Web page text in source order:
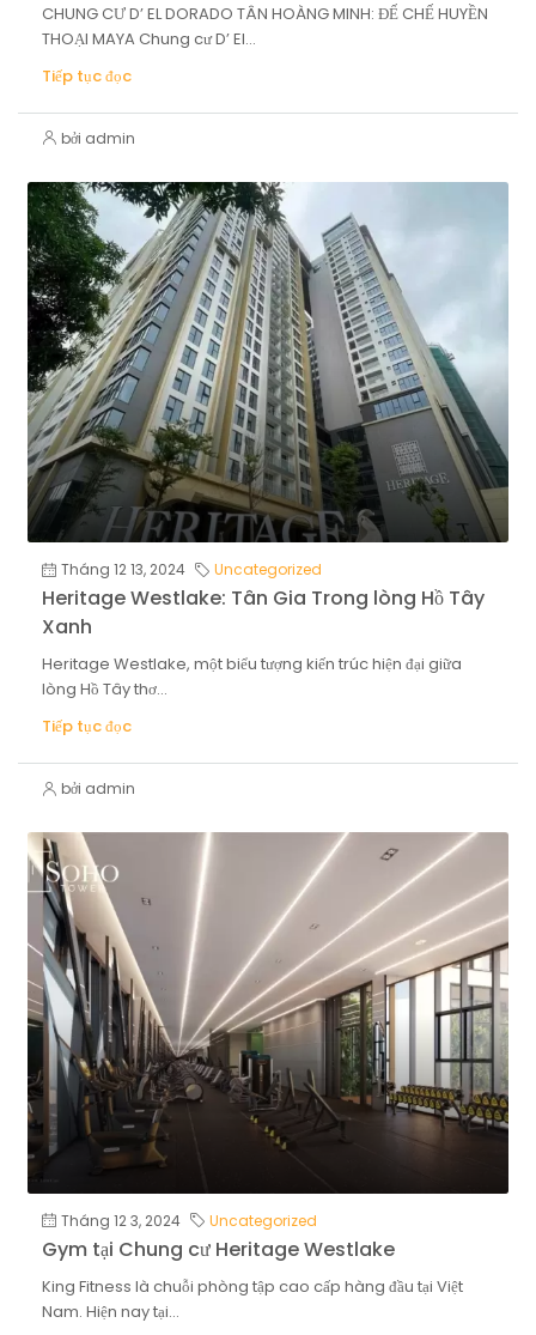
CHUNG CƯ D’ EL DORADO TÂN HOÀNG MINH: ĐẾ CHẾ HUYỀN
THOẠI MAYA Chung cư D’ El...
Tiếp tục đọc
bởi admin
Tháng 12 13, 2024 Uncategorized
Heritage Westlake: Tân Gia Trong lòng Hồ Tây
Xanh
Heritage Westlake, một biểu tượng kiến trúc hiện đại giữa
lòng Hồ Tây thơ...
Tiếp tục đọc
bởi admin
Tháng 12 3, 2024 Uncategorized
Gym tại Chung cư Heritage Westlake
King Fitness là chuỗi phòng tập cao cấp hàng đầu tại Việt
Nam. Hiện nay tại...